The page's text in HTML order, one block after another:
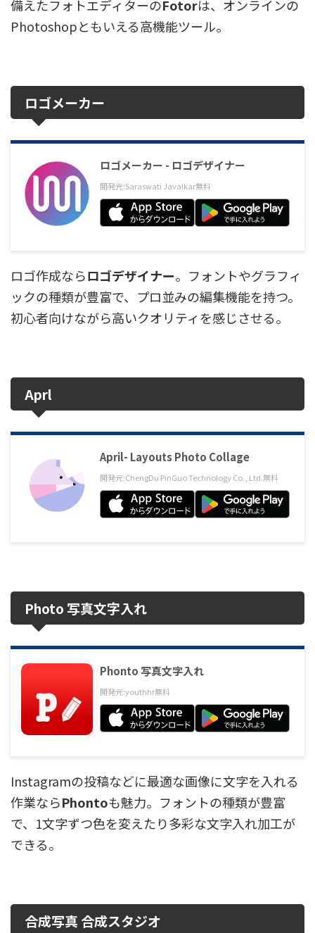
備えたフォトエディターのFotorは、オンラインの
Photoshopともいえる高機能ツール。
ロゴメーカー
ロゴメーカー - ロゴデザイナー
開発元:Saraswati Javalkar無料
ロゴ作成ならロゴデザイナー。フォントやグラフィ
ックの種類が豊富で、プロ並みの編集機能を持つ。
初心者向けながら高いクオリティを感じさせる。
Aprl
April- Layouts Photo Collage
開発元:ChengDu PinGuo Technology Co., Ltd.無料
Photo 写真文字入れ
Phonto 写真文字入れ
開発元:youthhr無料
Instagramの投稿などに最適な画像に文字を入れる
作業ならPhontoも魅力。フォントの種類が豊富
で、1文字ずつ色を変えたり多彩な文字入れ加工が
できる。
合成写真 合成スタジオ